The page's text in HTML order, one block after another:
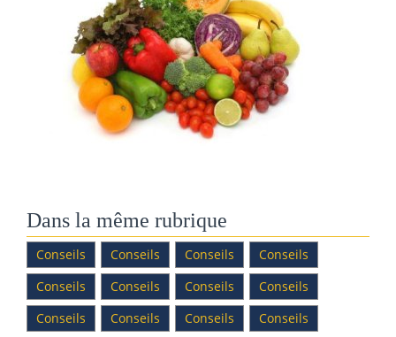
Dans la même rubrique
Conseils Conseils Conseils
Conseils
Conseils
Conseils Conseils
Conseils
Conseils
Conseils Conseils
Conseils